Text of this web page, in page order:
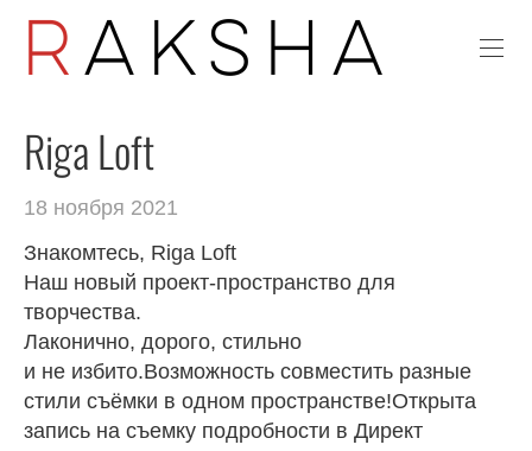
Riga Loft
18 ноября 2021
Знакомтесь, Riga Loft
Наш новый проект-пространство для
творчества.
Лаконично, дорого, стильно
и не избито.Возможность совместить разные
стили съёмки в одном пространстве!Открыта
запись на съемку подробности в Директ